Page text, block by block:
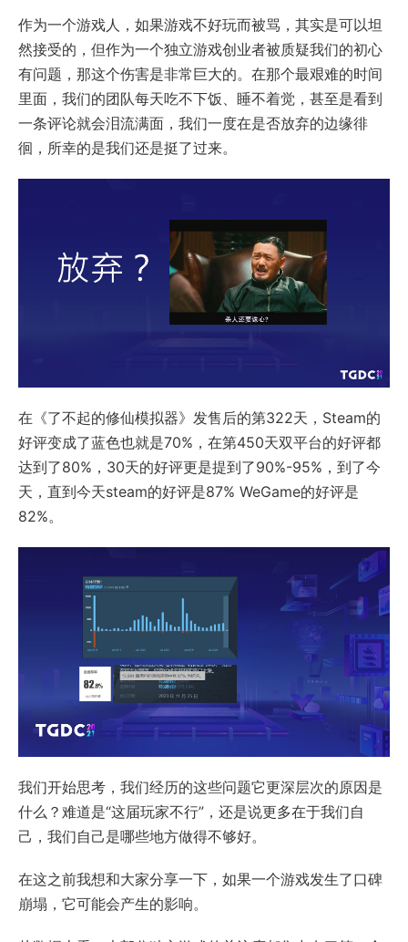
作为一个游戏人，如果游戏不好玩而被骂，其实是可以坦
然接受的，但作为一个独立游戏创业者被质疑我们的初心
有问题，那这个伤害是非常巨大的。在那个最艰难的时间
里面，我们的团队每天吃不下饭、睡不着觉，甚至是看到
一条评论就会泪流满面，我们一度在是否放弃的边缘徘
徊，所幸的是我们还是挺了过来。
在《了不起的修仙模拟器》发售后的第322天，Steam的
好评变成了蓝色也就是70%，在第450天双平台的好评都
达到了80%，30天的好评更是提到了90%-95%，到了今
天，直到今天steam的好评是87% WeGame的好评是
82%。
我们开始思考，我们经历的这些问题它更深层次的原因是
什么？难道是“这届玩家不行”，还是说更多在于我们自
己，我们自己是哪些地方做得不够好。
在这之前我想和大家分享一下，如果一个游戏发生了口碑
崩塌，它可能会产生的影响。